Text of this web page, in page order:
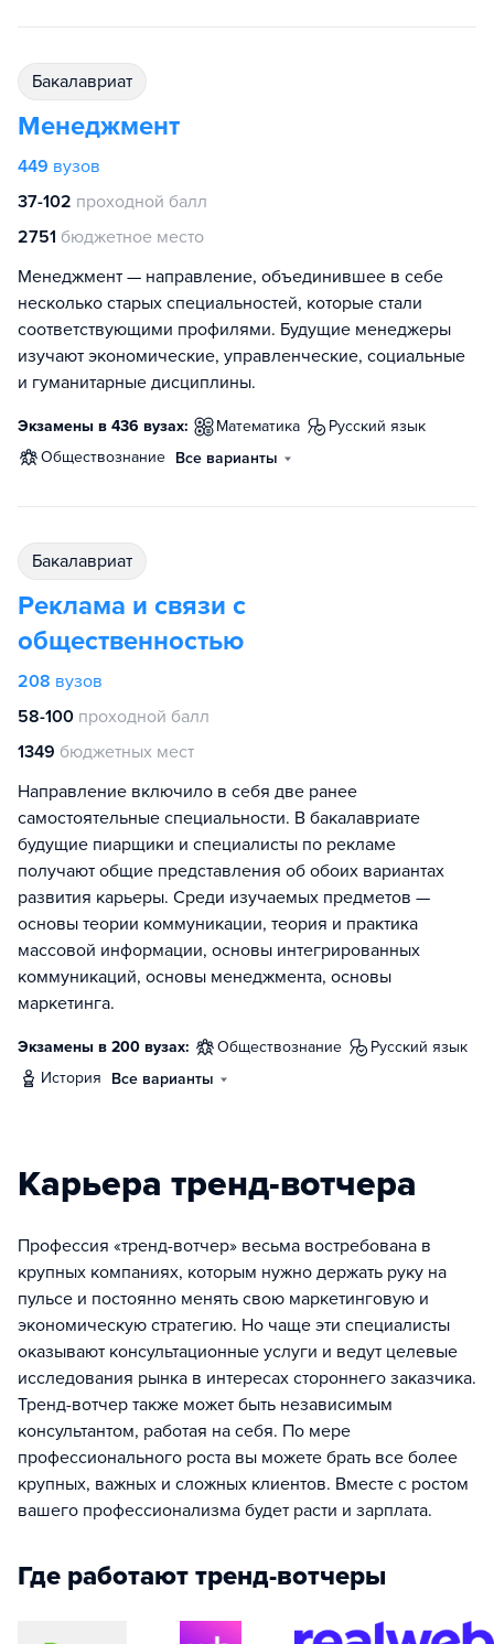
бакалавриат
Менеджмент
449 вузов
37-102 проходной балл
2751 бюджетное место
Менеджмент — направление, объединившее в себе
несколько старых специальностей, которые стали
соответствующими профилями. Будущие менеджеры
изучают экономические, управленческие, социальные
и гуманитарные дисциплины.
Экзамены в 436 вузах: математика
русский язык
обществознание Все варианты
бакалавриат
Реклама и связи с
общественностью
208 вузов
58-100 проходной балл
1349 бюджетных мест
Направление включило в себя две ранее
самостоятельные специальности. В бакалавриате
будущие пиарщики и специалисты по рекламе
получают общие представления об обоих вариантах
развития карьеры. Среди изучаемых предметов —
основы теории коммуникации, теория и практика
массовой информации, основы интегрированных
коммуникаций, основы менеджмента, основы
маркетинга.
Экзамены в 200 вузах: обществознание
русский язык
история
Все варианты
Карьера тренд-вотчера
Профессия «тренд-вотчер» весьма востребована в
крупных компаниях, которым нужно держать руку на
пульсе и постоянно менять свою маркетинговую и
экономическую стратегию. Но чаще эти специалисты
оказывают консультационные услуги и ведут целевые
исследования рынка в интересах стороннего заказчика.
Тренд-вотчер также может быть независимым
консультантом, работая на себя. По мере
профессионального роста вы можете брать все более
крупных, важных и сложных клиентов. Вместе с ростом
вашего профессионализма будет расти и зарплата.
Где работают тренд-вотчеры